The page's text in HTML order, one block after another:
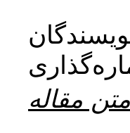
مقاله